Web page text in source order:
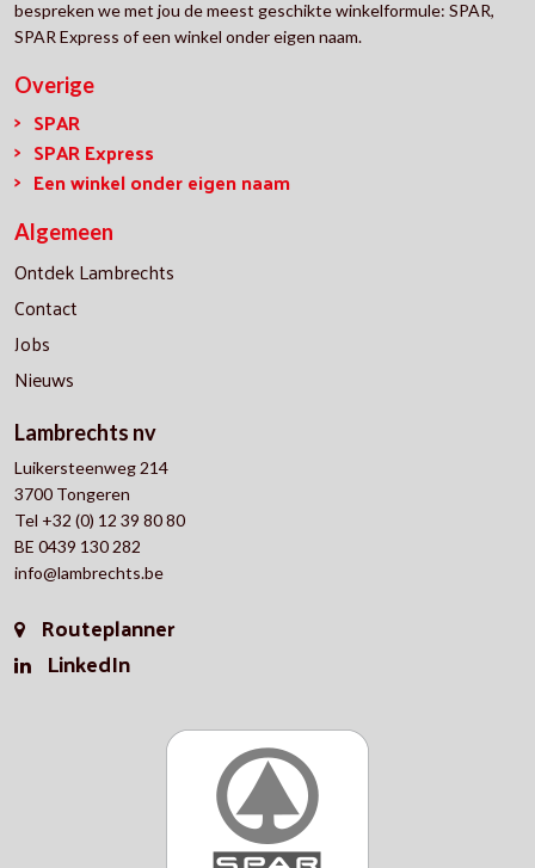
bespreken we met jou de meest geschikte winkelformule: SPAR,
SPAR Express of een winkel onder eigen naam.
Overige
SPAR
SPAR Express
Een winkel onder eigen naam
Algemeen
Ontdek Lambrechts
Contact
Jobs
Nieuws
Lambrechts nv
Luikersteenweg 214
3700 Tongeren
Tel +32 (0) 12 39 80 80
BE 0439 130 282
info@lambrechts.be
Routeplanner
LinkedIn